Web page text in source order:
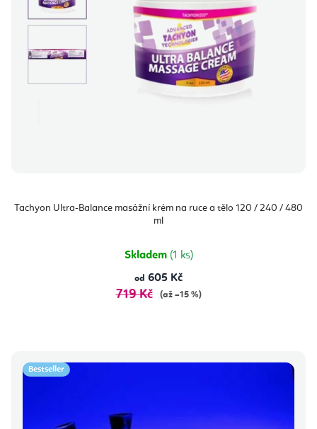
Tachyon Ultra-Balance masážní krém na ruce a tělo 120 / 240 / 480
ml
Skladem (1 ks)
od 605 Kč
719 Kč (až –15 %)
Bestseller